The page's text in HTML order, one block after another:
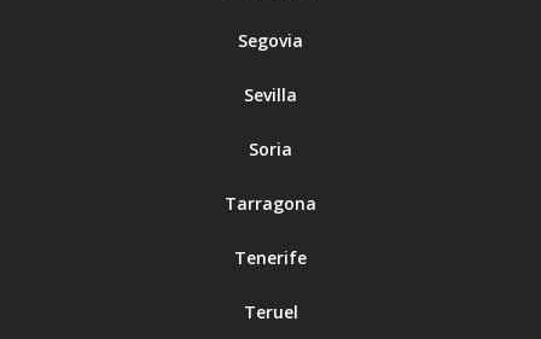
Segovia
Sevilla
Soria
Tarragona
Tenerife
Teruel